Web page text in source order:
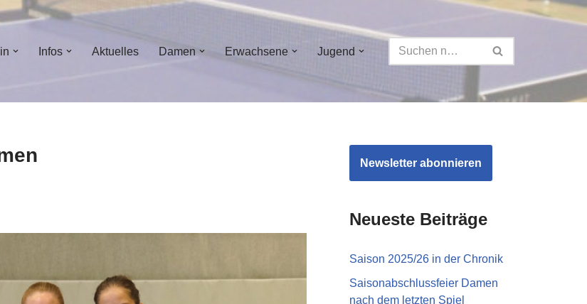
Infos Aktuelles Damen Erwachsene Jugend
Newsletter abonnieren
Neueste Beiträge
Saison 2025/26 in der Chronik
Saisonabschlussfeier Damen
nach dem letzten Spiel